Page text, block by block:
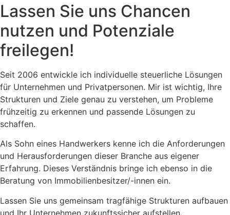
Lassen Sie uns Chancen
nutzen und Potenziale
freilegen!
Seit 2006 entwickle ich individuelle steuerliche Lösungen
für Unternehmen und Privatpersonen. Mir ist wichtig, Ihre
Strukturen und Ziele genau zu verstehen, um Probleme
frühzeitig zu erkennen und passende Lösungen zu
schaffen.
Als Sohn eines Handwerkers kenne ich die Anforderungen
und Herausforderungen dieser Branche aus eigener
Erfahrung. Dieses Verständnis bringe ich ebenso in die
Beratung von Immobilienbesitzer/-innen ein.
Lassen Sie uns gemeinsam tragfähige Strukturen aufbauen
und Ihr Unternehmen zukunftssicher aufstellen.